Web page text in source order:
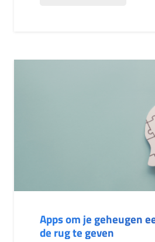
Apps om je geheugen
de rug te geven